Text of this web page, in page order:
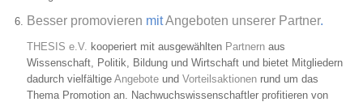
Besser promovieren mitAngeboten unserer Partner.
THESIS e.V. kooperiert mit ausgewählten Partnern aus
Wissenschaft, Politik, Bildung und Wirtschaft und bietet Mitgliedern
dadurch vielfältige Angebote und Vorteilsaktionen rund um das
Thema Promotion an. Nachwuchswissenschaftler profitieren von